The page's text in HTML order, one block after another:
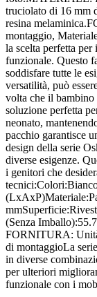
truciolato di 16 mm
resina
montaggio,
la scelta perfetta
funzionale. Questo
soddisfare tutte le
versatilità, può
volta che il bambino
soluzione perfetta
neonato,
pacchio garantisce
design della serie
diverse esigenze.
i genitori che
(Senza
FORNITURA:
di montaggioLa
in diverse
per ulteriori
funzionale con i